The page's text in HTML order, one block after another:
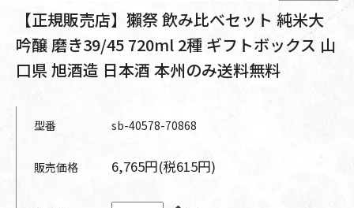
【正規販売店】獺祭 飲み比べセット 純米大
吟醸 磨き39/45 720ml 2種 ギフトボックス 山
口県 旭酒造 日本酒 本州のみ送料無料
型番 sb-40578-70868
販売価格 6,765円(税615円)